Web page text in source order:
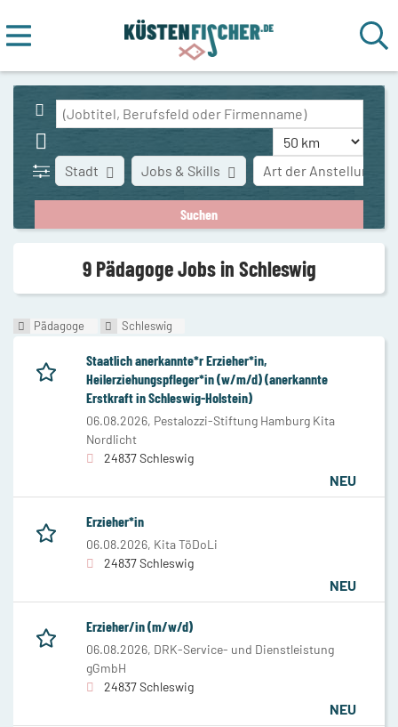
Stadt Art der Anstellung
Jobs & Skills
9 Pädagoge Jobs in Schleswig
Pädagoge Schleswig
Staatlich anerkannte*r Erzieher*in,
Heilerziehungspfleger*in (w/m/d) (anerkannte
Erstkraft in Schleswig-Holstein)
06.08.2026, Pestalozzi-Stiftung Hamburg Kita
Nordlicht
24837 Schleswig
NEU
Erzieher*in
06.08.2026, Kita TöDoLi
24837 Schleswig
NEU
Erzieher/in (m/w/d)
06.08.2026, DRK-Service- und Dienstleistung
gGmbH
24837 Schleswig
NEU